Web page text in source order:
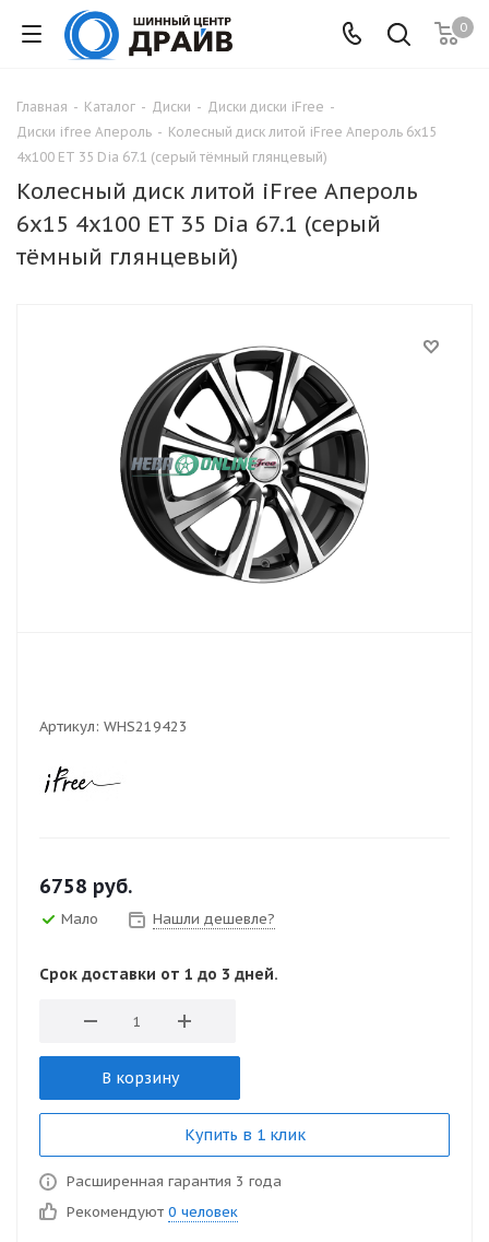
0
Главная - Каталог - Диски - Диски диски iFree -
Диски ifree Апероль - Колесный диск литой iFree Апероль 6x15
4x100 ET 35 Dia 67.1 (серый тёмный глянцевый)
Колесный диск литой iFree Апероль
6x15 4x100 ET 35 Dia 67.1 (серый
тёмный глянцевый)
Артикул: WHS219423
6758 руб.
Мало Нашли дешевле?
Срок доставки от 1 до 3 дней.
В корзину
Купить в 1 клик
Расширенная гарантия 3 года
Рекомендуют 0 человек